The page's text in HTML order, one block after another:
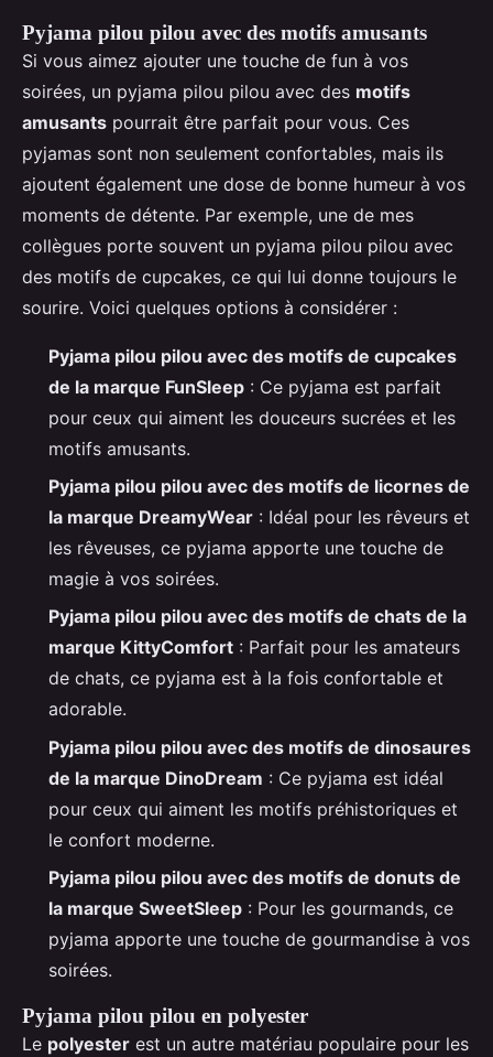
Pyjama pilou pilou avec des motifs amusants
Si vous aimez ajouter une touche de fun à vos
soirées, un pyjama pilou pilou avec des motifs
amusants pourrait être parfait pour vous. Ces
pyjamas sont non seulement confortables, mais ils
ajoutent également une dose de bonne humeur à vos
moments de détente. Par exemple, une de mes
collègues porte souvent un pyjama pilou pilou avec
des motifs de cupcakes, ce qui lui donne toujours le
sourire. Voici quelques options à considérer :
Pyjama pilou pilou avec des motifs de cupcakes
de la marque FunSleep : Ce pyjama est parfait
pour ceux qui aiment les douceurs sucrées et les
motifs amusants.
Pyjama pilou pilou avec des motifs de licornes de
la marque DreamyWear : Idéal pour les rêveurs et
les rêveuses, ce pyjama apporte une touche de
magie à vos soirées.
Pyjama pilou pilou avec des motifs de chats de la
marque KittyComfort : Parfait pour les amateurs
de chats, ce pyjama est à la fois confortable et
adorable.
Pyjama pilou pilou avec des motifs de dinosaures
de la marque DinoDream : Ce pyjama est idéal
pour ceux qui aiment les motifs préhistoriques et
le confort moderne.
Pyjama pilou pilou avec des motifs de donuts de
la marque SweetSleep : Pour les gourmands, ce
pyjama apporte une touche de gourmandise à vos
soirées.
Pyjama pilou pilou en polyester
Le polyester est un autre matériau populaire pour les